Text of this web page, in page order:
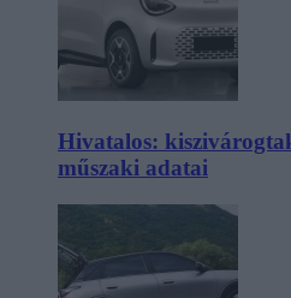
Hivatalos:
műszaki adatai